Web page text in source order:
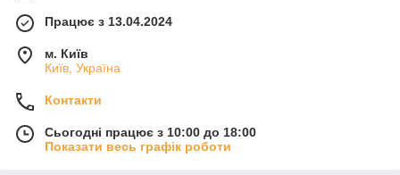
Працює з 13.04.2024
м. Київ
Київ, Україна
Контакти
Сьогодні працює з 10:00 до 18:00
Показати весь графік роботи